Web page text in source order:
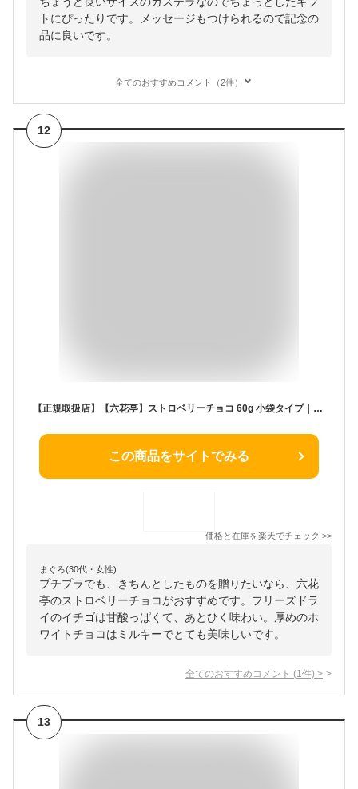
トにぴったりです。メッセージもつけられるので記念の
品に良いです。
全てのおすすめコメント（2件）
12
【正規取扱店】【六花亭】ストロベリーチョコ 60g 小袋タイプ｜バレンタイン ホワイトデー クリスマス 北海道 お土産 ばらまき用 まとめ買い ドライフルーツ チョコレート 可愛い プチギフト お返し 人気 500円以下
この商品をサイトでみる
価格と在庫を楽天でチェック >>
まぐろ(30代・女性)
プチプラでも、きちんとしたものを贈りたいなら、六花
亭のストロベリーチョコがおすすめです。フリーズドラ
イのイチゴは甘酸っぱくて、あとひく味わい。厚めのホ
ワイトチョコはミルキーでとても美味しいです。
全てのおすすめコメント (1 件) >
13